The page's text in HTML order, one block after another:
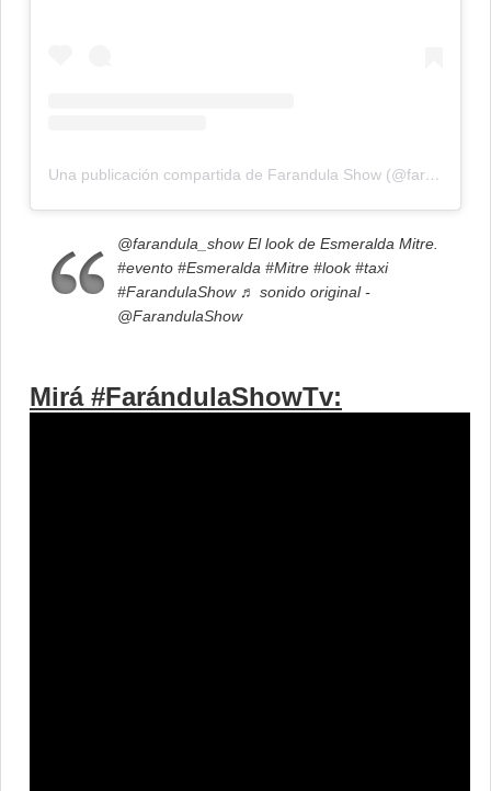
Una publicación compartida de Farandula Show (@farandulashowtv)
@farandula_showEl look de Esmeralda Mitre.
#evento #Esmeralda #Mitre #look #taxi
#FarandulaShow ♬ sonido original -
@FarandulaShow
Mirá #FarándulaShowTv: